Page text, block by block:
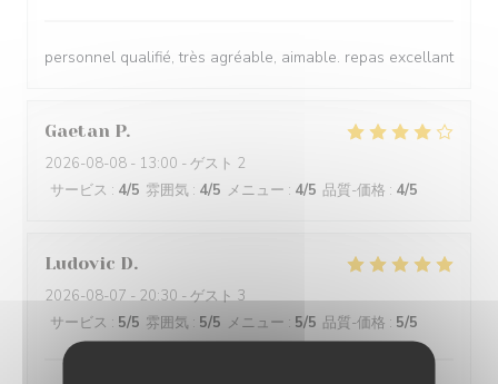
personnel qualifié, très agréable, aimable. repas excellant
Gaetan P
2026-08-08 - 13:00 - ゲスト 2
サービス : 4/5 雰囲気 : 4/5 メニュー : 4/5 品質-価格 : 4/5
Ludovic D
2026-08-07- 20:30 - ゲスト 3
サービス : 5/5 雰囲気 : 5/5 メニュー : 5/5 品質-価格 : 5/5